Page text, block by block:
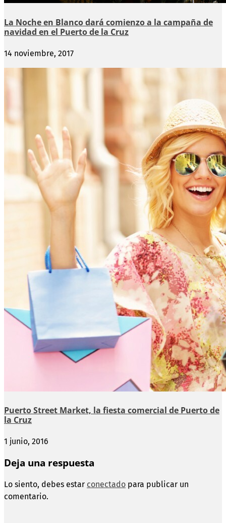
La Noche en Blanco dará comienzo a la campaña de
navidad en el Puerto de la Cruz
14 noviembre, 2017
Puerto Street Market, la fiesta comercial de Puerto de
la Cruz
1 junio, 2016
Deja una respuesta
Lo siento, debes estar conectado para publicar un
comentario.